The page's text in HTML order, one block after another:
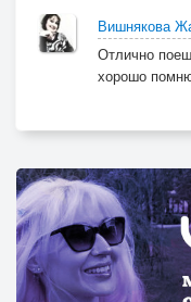
Вишнякова
Отлично
хорошо